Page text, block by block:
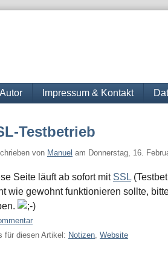
Autor Impressum & Kontakt
Testbetrieb
von Manuel am Donnerstag, 16.
Seite läuft ab sofort mit SSL
wie gewohnt funktionieren sollte,
für diesen Artikel: Notizen, Website